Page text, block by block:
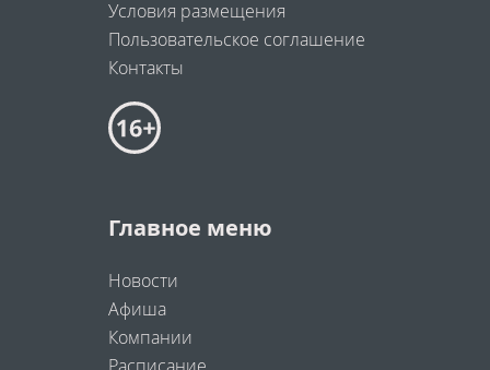
Условия размещения
Пользовательское соглашение
Контакты
Главное меню
Новости
Афиша
Компании